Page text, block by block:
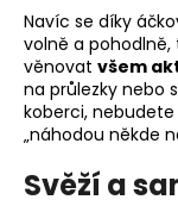
Navíc se díky
volně a
věnovat všem
na průlezky nebo
koberci,
„náhodou někde
Svěží a